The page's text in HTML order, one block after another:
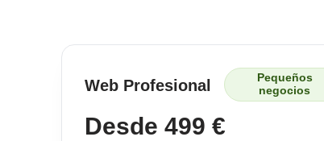
Web Profesional
Pequeños
negocios
Desde 499 €